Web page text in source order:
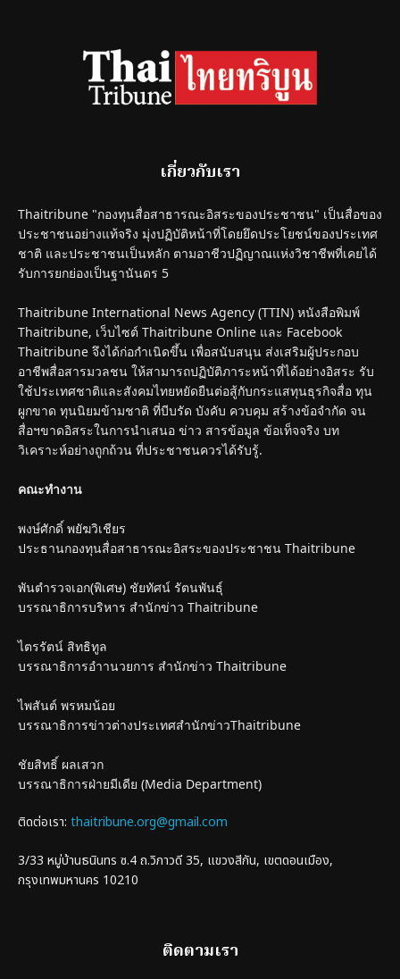
เกี่ยวกับเรา
Thaitribune "กองทุนสื่อสาธารณะอิสระของประชาชน" เป็นสื่อของ
ประชาชนอย่างแท้จริง มุ่งปฏิบัติหน้าที่โดยยึดประโยชน์ของประเทศ
ชาติ และประชาชนเป็นหลัก ตามอาชีวปฏิญาณแห่งวิชาชีพที่เคยได้
รับการยกย่องเป็นฐานันดร 5
Thaitribune International News Agency (TTIN) หนังสือพิมพ์
Thaitribune, เว็บไซต์ Thaitribune Online และ Facebook
Thaitribune จึงได้ก่อกำเนิดขึ้น เพื่อสนับสนุน ส่งเสริมผู้ประกอบ
อาชีพสื่อสารมวลชน ให้สามารถปฏิบัติภาระหน้าที่ได้อย่างอิสระ รับ
ใช้ประเทศชาติและสังคมไทยหยัดยืนต่อสู้กับกระแสทุนธุรกิจสื่อ ทุน
ผูกขาด ทุนนิยมข้ามชาติ ที่บีบรัด บังคับ ควบคุม สร้างข้อจำกัด จน
สื่อฯขาดอิสระในการนำเสนอ ข่าว สารข้อมูล ข้อเท็จจริง บท
วิเคราะห์อย่างถูกถ้วน ที่ประชาชนควรได้รับรู้.
คณะทำงาน
พงษ์ศักดิ์ พยัฆวิเชียร
ประธานกองทุนสื่อสาธารณะอิสระของประชาชน Thaitribune
พันตำรวจเอก(พิเศษ) ชัยทัศน์ รัตนพันธุ์
บรรณาธิการบริหาร สำนักข่าว Thaitribune
ไตรรัตน์ สิทธิทูล
บรรณาธิการอำานวยการ สำนักข่าว Thaitribune
ไพสันต์ พรหมน้อย
บรรณาธิการข่าวต่างประเทศสำนักข่าวThaitribune
ชัยสิทธิ์ ผลเสวก
บรรณาธิการฝ่ายมีเดีย (Media Department)
ติดต่อเรา: thaitribune.org@gmail.com
3/33 หมู่บ้านธนินทร ซ.4 ถ.วิภาวดี 35, แขวงสีกัน, เขตดอนเมือง,
กรุงเทพมหานคร 10210
ติดตามเรา